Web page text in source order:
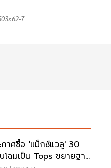
7
กาศซื้อ 'แม็กซ์แวลู' 30
โฉมเป็น Tops ขยายฐาน